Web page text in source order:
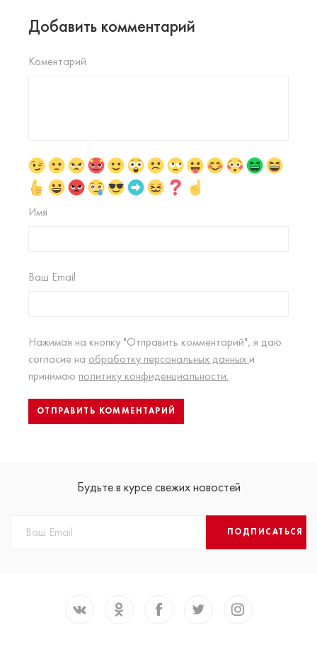
Добавить комментарий
Коментарий
Имя
Ваш Email
Нажимая на кнопку "Отправить комментарий", я даю
согласие на обработку персональных данных и
принимаю политику конфиденциальности.
Будьте в курсе свежих новостей
ПОДПИСАТЬСЯ